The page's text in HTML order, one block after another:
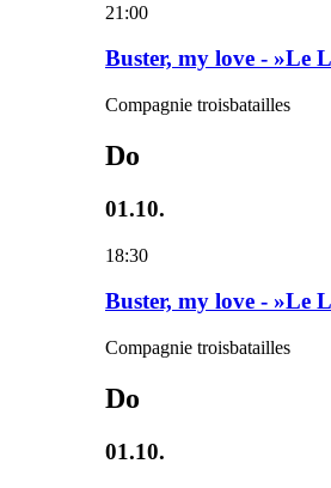
21:00
Buster, my love - »Le
Compagnie troisbatailles
Do
01.10.
18:30
Buster, my love - »Le
Compagnie troisbatailles
Do
01.10.